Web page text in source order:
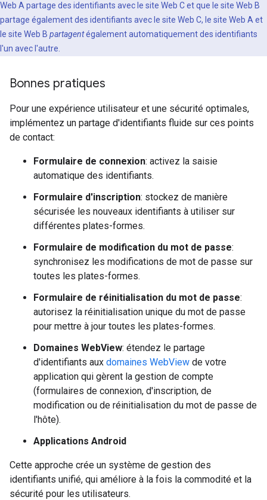
Web A partage des identifiants avec le site Web C et que le site Web B
partage également des identifiants avec le site Web C, le site Web A et
le site Web B partagentégalement automatiquement des identifiants
l'un avec l'autre.
Bonnes pratiques
Pour une expérience utilisateur et une sécurité optimales,
implémentez un partage d'identifiants fluide sur ces points
de contact:
Formulaire de connexion: activez la saisie
automatique des identifiants.
Formulaire d'inscription: stockez de manière
sécurisée les nouveaux identifiants à utiliser sur
différentes plates-formes.
Formulaire de modification du mot de passe:
synchronisez les modifications de mot de passe sur
toutes les plates-formes.
Formulaire de réinitialisation du mot de passe:
autorisez la réinitialisation unique du mot de passe
pour mettre à jour toutes les plates-formes.
Domaines WebView: étendez le partage
d'identifiants aux domaines WebView de votre
application qui gèrent la gestion de compte
(formulaires de connexion, d'inscription, de
modification ou de réinitialisation du mot de passe de
l'hôte).
Applications Android
Cette approche crée un système de gestion des
identifiants unifié, qui améliore à la fois la commodité et la
sécurité pour les utilisateurs.